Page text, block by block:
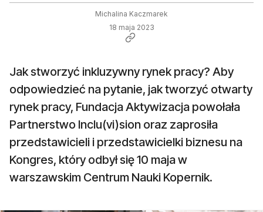
Michalina Kaczmarek
18 maja 2023
Jak stworzyć inkluzywny rynek pracy? Aby
odpowiedzieć na pytanie, jak tworzyć otwarty
rynek pracy, Fundacja Aktywizacja powołała
Partnerstwo Inclu(vi)sion oraz zaprosiła
przedstawicieli i przedstawicielki biznesu na
Kongres, który odbył się 10 maja w
warszawskim Centrum Nauki Kopernik.